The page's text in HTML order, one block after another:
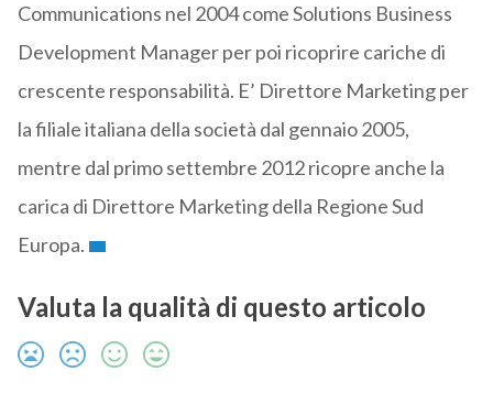
Communications nel 2004 come Solutions Business
Development Manager per poi ricoprire cariche di
crescente responsabilità. E’ Direttore Marketing per
la filiale italiana della società dal gennaio 2005,
mentre dal primo settembre 2012 ricopre anche la
carica di Direttore Marketing della Regione Sud
Europa.
Valuta la qualità di questo articolo